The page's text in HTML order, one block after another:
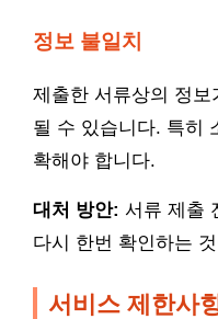
정보 불일치
제출한 서류상의 정보
될 수 있습니다. 특히
확해야 합니다.
대처 방안: 서류 제출
다시 한번 확인하는
서비스 제한사